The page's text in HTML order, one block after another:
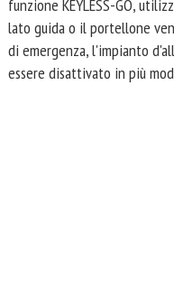
funzione KEYLESS-GO,
lato guida o il portellone
di emergenza, l'impianto
essere disattivato in più